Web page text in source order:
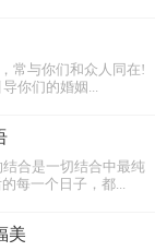
常与你们和众人同在!
你们的婚姻...
合是一切结合中最纯
每一个日子，都...
美